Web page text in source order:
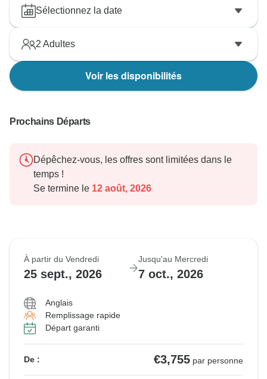
Sélectionnez la date
2 Adultes
Voir les disponibilités
Prochains Départs
Dépêchez-vous, les offres sont limitées dans le
temps !
Se termine le 12 août, 2026
À partir du Vendredi
25 sept., 2026
Jusqu'au Mercredi
7 oct., 2026
Anglais
Remplissage rapide
Départ garanti
De : €3,755 par personne